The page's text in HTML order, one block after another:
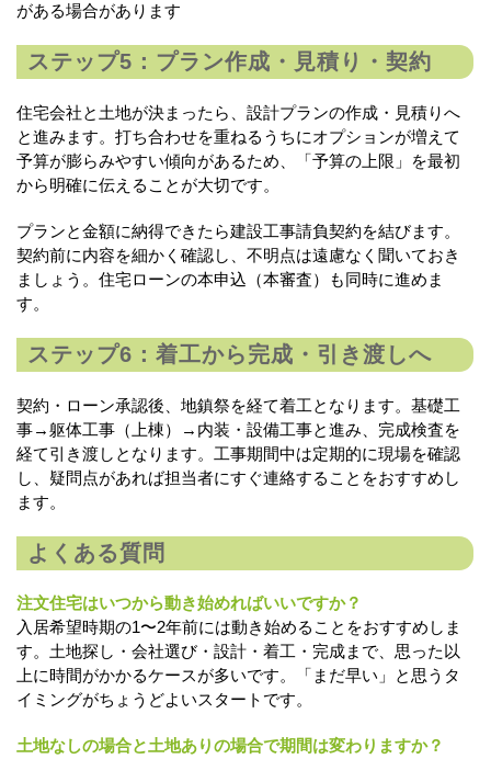
がある場合があります
ステップ5：プラン作成・見積り・契約
住宅会社と土地が決まったら、設計プランの作成・見積りへ
と進みます。打ち合わせを重ねるうちにオプションが増えて
予算が膨らみやすい傾向があるため、「予算の上限」を最初
から明確に伝えることが大切です。
プランと金額に納得できたら建設工事請負契約を結びます。
契約前に内容を細かく確認し、不明点は遠慮なく聞いておき
ましょう。住宅ローンの本申込（本審査）も同時に進めま
す。
ステップ6：着工から完成・引き渡しへ
契約・ローン承認後、地鎮祭を経て着工となります。基礎工
事→躯体工事（上棟）→内装・設備工事と進み、完成検査を
経て引き渡しとなります。工事期間中は定期的に現場を確認
し、疑問点があれば担当者にすぐ連絡することをおすすめし
ます。
よくある質問
注文住宅はいつから動き始めればいいですか？
入居希望時期の1〜2年前には動き始めることをおすすめしま
す。土地探し・会社選び・設計・着工・完成まで、思った以
上に時間がかかるケースが多いです。「まだ早い」と思うタ
イミングがちょうどよいスタートです。
土地なしの場合と土地ありの場合で期間は変わりますか？